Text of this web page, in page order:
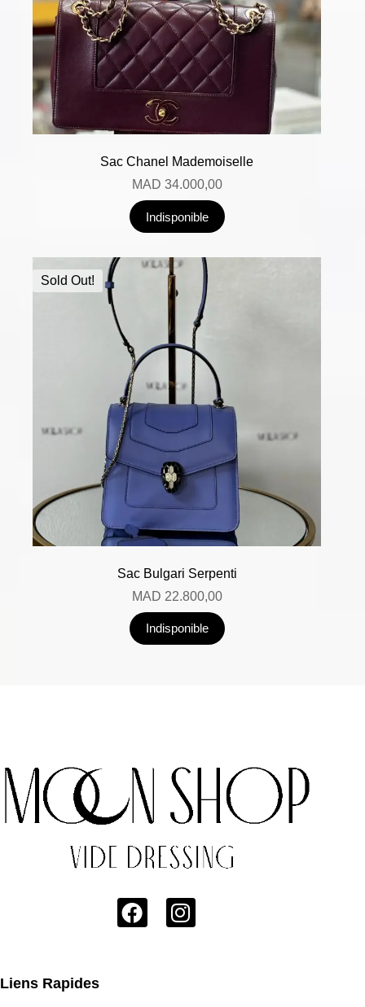
Sac Chanel Mademoiselle
MAD 34.000,00
Indisponible
Sold Out!
Sac Bulgari Serpenti
MAD 22.800,00
Indisponible
Liens Rapides